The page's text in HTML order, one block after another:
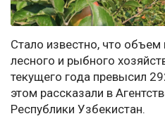
Стало известно, что объем
лесного и рыбного
текущего года превысил
этом рассказали в
Республики Узбекистан.